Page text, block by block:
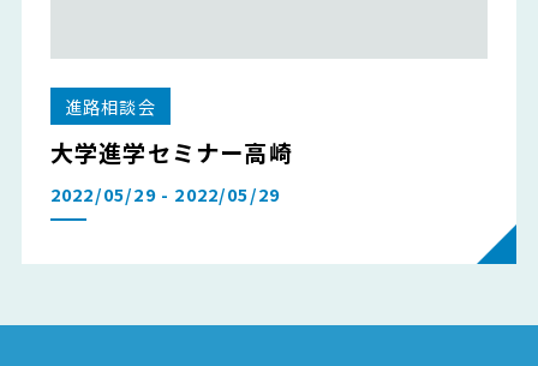
進路相談会
大学進学セミナー高崎
2022/05/29 - 2022/05/29